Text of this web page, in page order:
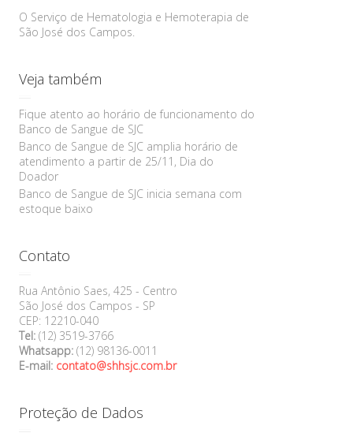
São José dos Campos.
Veja também
Fique atento ao horário de funcionamento do
Banco de Sangue de SJC
Banco de Sangue de SJC amplia horário de
atendimento a partir de 25/11, Dia do
Doador
estoque baixo
Contato
Rua Antônio Saes, 425 - Centro
São José dos Campos - SP
CEP: 12210-040
(12) 3519-3766
E-mail:
contato@shhsjc.com.br